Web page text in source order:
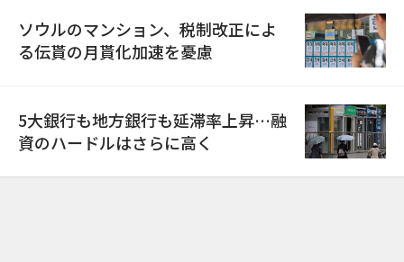
ソウルのマンション、税制改正によ
る伝貰の月貰化加速を憂慮
5大銀行も地方銀行も延滞率上昇…融
資のハードルはさらに高く